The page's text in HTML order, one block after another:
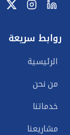
روابط سريعة
الرئيسية
من نحن
خدماتنا
مشاريعنا